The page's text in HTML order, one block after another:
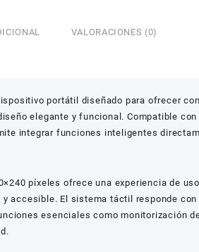
VALORACIONES (0)
portátil diseñado para ofrecer
elegante y funcional. Compatible
integrar funciones inteligentes
píxeles ofrece una experiencia de
accesible. El sistema táctil responde con
esenciales como monitorización